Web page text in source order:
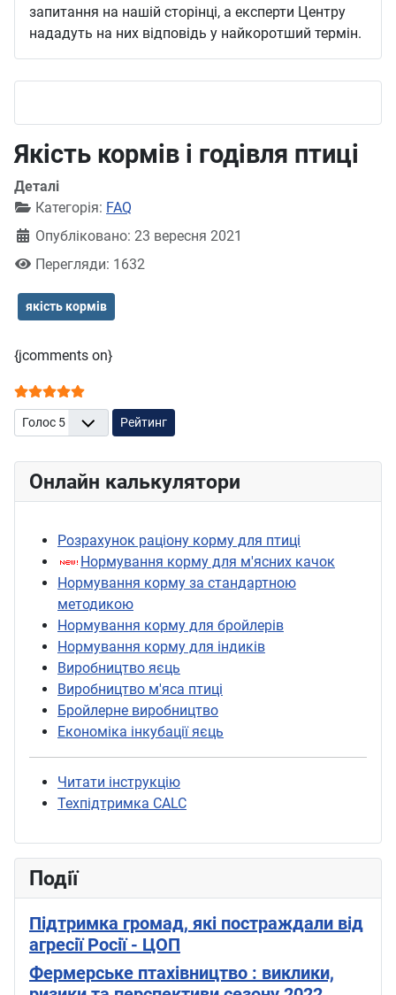
запитання на нашій сторінці, а експерти Центру
нададуть на них відповідь у найкоротший термін.
Якість кормів і годівля птиці
Деталі
Категорія: FAQ
Опубліковано: 23 вересня 2021
Перегляди: 1632
якість кормів
{jcomments on}
Рейтинг користувача:
Будь ласка, поставте оцінку
Онлайн калькулятори
Розрахунок раціону корму для птиці
Нормування корму для м'ясних качок
Нормування корму за стандартною
методикою
Нормування корму для бройлерів
Нормування корму для індиків
Виробництво яєць
Виробництво м'яса птиці
Бройлерне виробництво
Економіка інкубації яєць
Читати інструкцію
Техпідтримка CALC
Події
Підтримка громад, які постраждали від
агресії Росії - ЦОП
Фермерське птахівництво : виклики,